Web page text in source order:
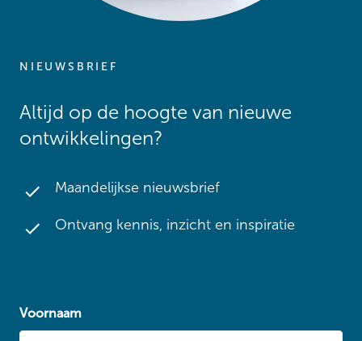
NIEUWSBRIEF
Altijd op de hoogte van nieuwe
ontwikkelingen?
Maandelijkse nieuwsbrief
Ontvang kennis, inzicht en inspiratie
Voornaam